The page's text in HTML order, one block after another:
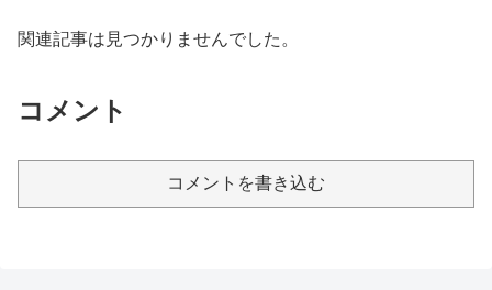
関連記事は見つかりませんでした。
コメント
コメントを書き込む